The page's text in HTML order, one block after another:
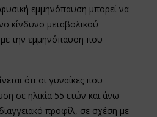
εμμηνόπαυση μπορεί να
κίνδυνο μεταβολικού
την εμμηνόπαυση που
ότι οι γυναίκες που
σε ηλικία 55 ετών και άνω
προφίλ, σε σχέση με